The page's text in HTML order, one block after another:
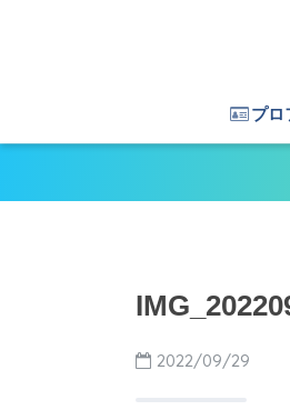
プロ
2022/09/29